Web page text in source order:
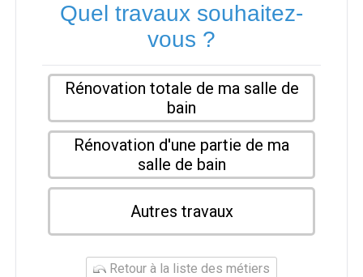
Quel travaux souhaitez-
vous ?
Rénovation totale de ma salle de
bain
Rénovation d'une partie de ma
salle de bain
Autres travaux
Retour à la liste des métiers